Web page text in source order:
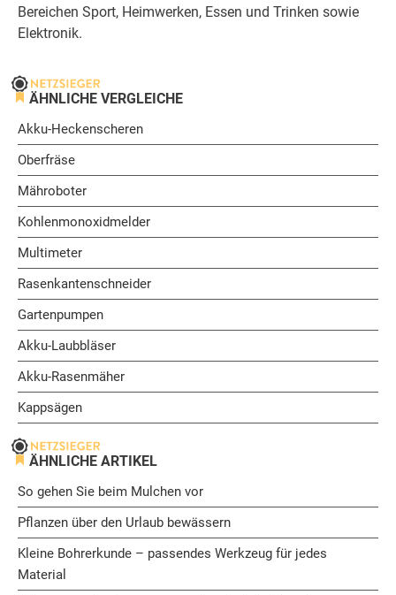
Bereichen Sport, Heimwerken, Essen und Trinken sowie
Elektronik.
ÄHNLICHE VERGLEICHE
Akku-Heckenscheren
Oberfräse
Mähroboter
Kohlenmonoxidmelder
Multimeter
Rasenkantenschneider
Gartenpumpen
Akku-Laubbläser
Akku-Rasenmäher
Kappsägen
ÄHNLICHE ARTIKEL
So gehen Sie beim Mulchen vor
Pflanzen über den Urlaub bewässern
Kleine Bohrerkunde – passendes Werkzeug für jedes
Material